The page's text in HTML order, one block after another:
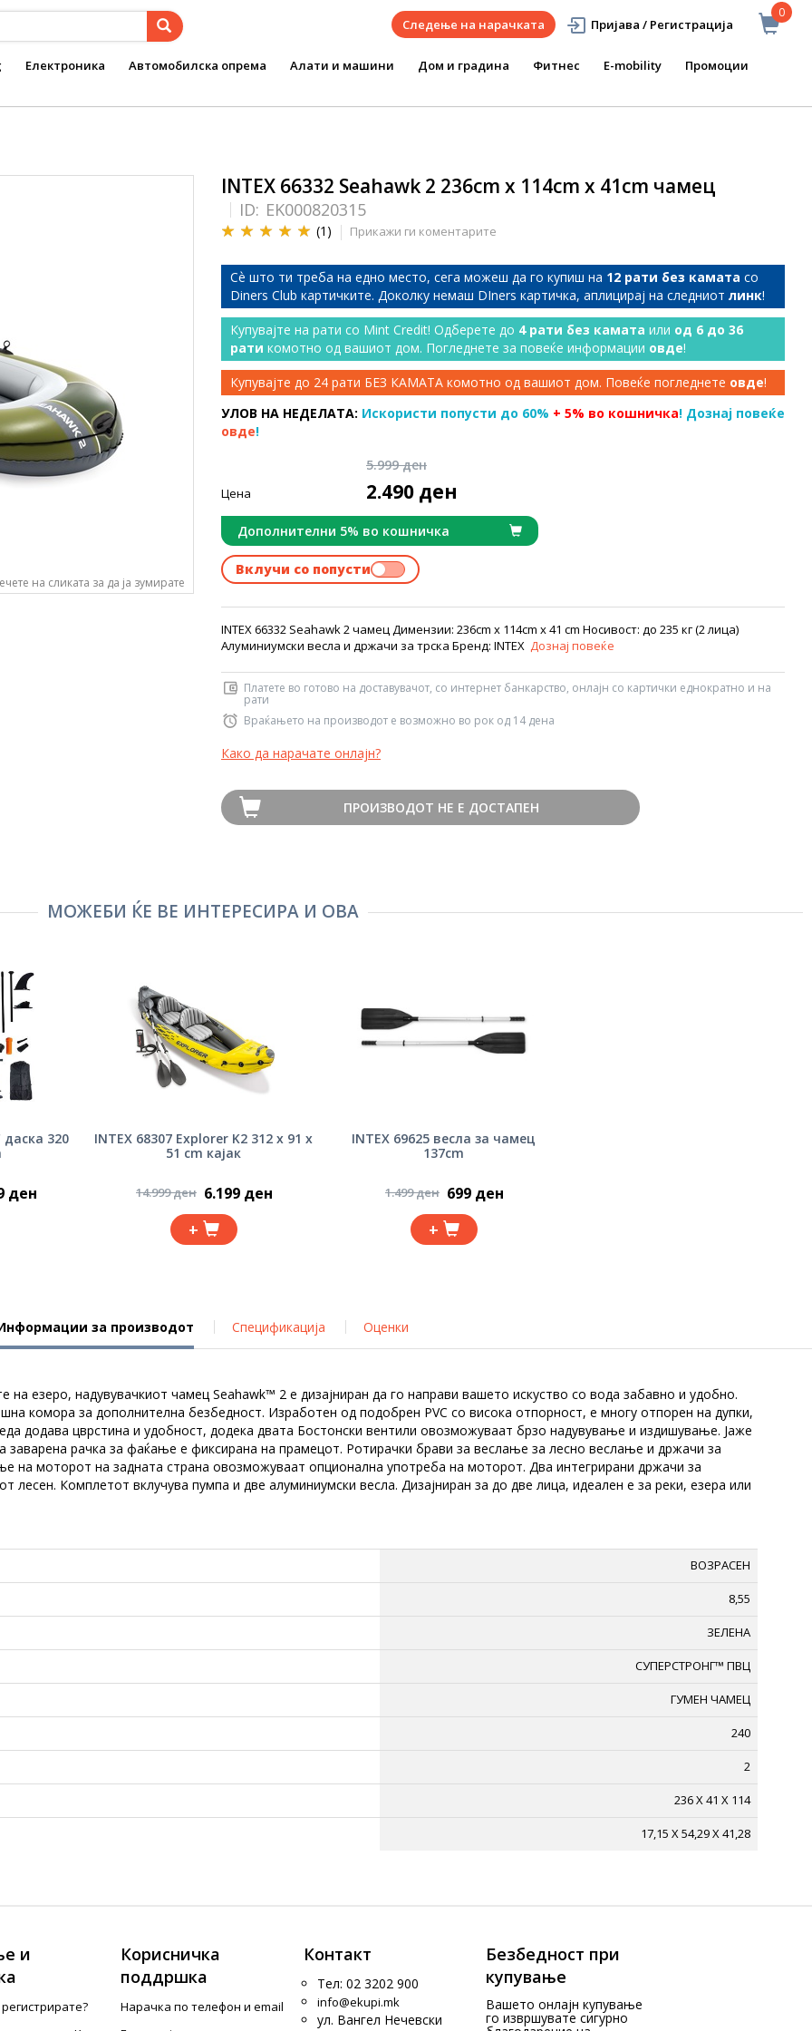
0
Следење на нарачката Пријава / Регистрација
Електроника Автомобилска опрема Алати и машини Дом и градина Фитнес E-mobility Промоции
на сликата за да ја зумирате
INTEX 66332 Seahawk 2 236cm x 114cm x 41cm чамец
ID: EK000820315
(1) Прикажи ги коментарите
Сѐ што ти треба на едно место, сега можеш да го купиш на 12 рати без камата со
Diners Club картичките. Доколку немаш DIners картичка, аплицирај на следниот линк!
Купувајте на рати со Mint Credit! Одберете до 4 рати без камата или од 6 до 36
рати комотно од вашиот дом. Погледнете за повеќе информации овде!
Купувајте до 24 рати БЕЗ КАМАТА комотно од вашиот дом. Повеќе погледнете овде!
УЛОВ НА НЕДЕЛАТА: Искористи попусти до 60% + 5% во кошничка! Дознај повеќе
овде!
5.999 ден
Цена 2.490 ден
Дополнителни 5% во кошничка
Вклучи со попусти
INTEX 66332 Seahawk 2 чамец Димензии: 236cm x 114cm x 41 cm Носивост: до 235 кг (2 лица)
Алуминиумски весла и држачи за трска Бренд: INTEX Дознај повеќе
Платете во готово на доставувачот, со интернет банкарство, онлајн со картички еднократно и на
рати
Враќањето на производот е возможно во рок од 14 дена
Како да нарачате онлајн?
ПРОИЗВОДОТ НЕ Е ДОСТАПЕН
МОЖЕБИ ЌЕ ВЕ ИНТЕРЕСИРА И ОВА
даска 320
ден
INTEX 68307 Explorer K2 312 x 91 x
51 cm кајак
14.999 ден 6.199 ден
+
INTEX 69625 весла за чамец
137cm
1.499 ден 699 ден
+
за производот Спецификација Оценки
на езеро, надувувачкиот чамец Seahawk™ 2 е дизајниран да го направи вашето искуство со вода забавно и удобно.
комора за дополнителна безбедност. Изработен од подобрен PVC со висока отпорност, е многу отпорен на дупки,
додава цврстина и удобност, додека двата Бостонски вентили овозможуваат брзо надувување и издишување. Јаже
рачка за фаќање е фиксирана на прамецот. Ротирачки брави за веслање за лесно веслање и држачи за
на моторот на задната страна овозможуваат опционална употреба на моторот. Два интегрирани држачи за
лесен. Комплетот вклучува пумпа и две алуминиумски весла. Дизајниран за до две лица, идеален е за реки, езера или
ВОЗРАСЕН
8,55
ЗЕЛЕНА
СУПЕРСТРОНГ™ ПВЦ
ГУМЕН ЧАМЕЦ
240
2
236 X 41 X 114
17,15 X 54,29 X 41,28
и
Корисничка
поддршка
Нарачка по телефон и еmail
Контакт
Тел: 02 3202 900
info@ekupi.mk
ул. Вангел Нечевски
Безбедност при
купување
Вашето онлајн купување
го извршувате сигурно